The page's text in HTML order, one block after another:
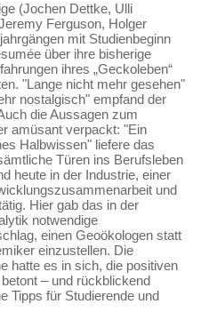
(Jochen Dettke, Ulli
Ferguson, Holger
mit Studienbeginn
über ihre bisherige
ihres „Geckoleben“
"Lange nicht mehr gesehen"
nostalgisch" empfand der
die Aussagen zum
amüsant verpackt: "Ein
Halbwissen" liefere das
Türen ins Berufsleben
heute in der Industrie, einer
und
Hier gab das in der
notwendige
einen Geoökologen statt
einzustellen. Die
hatte es in sich, die positiven
– und rückblickend
Tipps für Studierende und